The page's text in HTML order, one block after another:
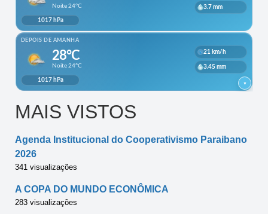
MAIS VISTOS
Agenda Institucional do Cooperativismo Paraibano
2026
341 visualizações
A COPA DO MUNDO ECONÔMICA
283 visualizações